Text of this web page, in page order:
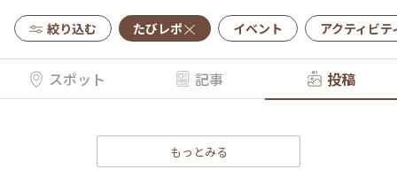
絞り込む たびレポ イベント アクティビテ
スポット 記事 投稿
もっとみる